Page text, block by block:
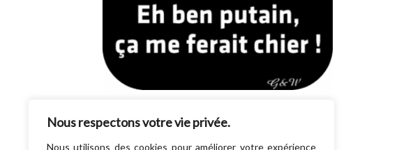
Nous respectons votre vie privée.
Nous utilisons des cookies pour améliorer votre expérience
lire cet article, je veux juste m’assurer que tu as